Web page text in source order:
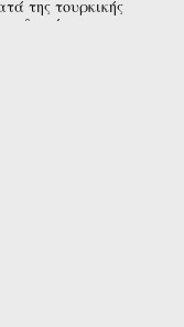
της τουρκικής
την